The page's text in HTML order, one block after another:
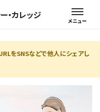
・カレッジ
をSNSなどで他人にシェアし